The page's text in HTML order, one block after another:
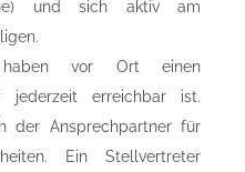
und sich aktiv am
haben vor Ort einen
jederzeit erreichbar ist.
der Ansprechpartner für
Ein Stellvertreter